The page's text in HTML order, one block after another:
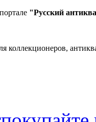
"Русский
коллекционеров,